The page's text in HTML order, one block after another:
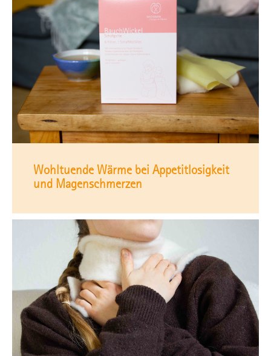
Wohltuende Wärme bei Appetitlosigkeit
und Magenschmerzen